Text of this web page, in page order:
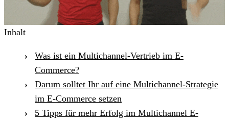
Inhalt
Was ist ein Multichannel-Vertrieb im E-
Commerce?
Darum solltet Ihr auf eine Multichannel-Strategie
im E-Commerce setzen
5 Tipps für mehr Erfolg im Multichannel E-